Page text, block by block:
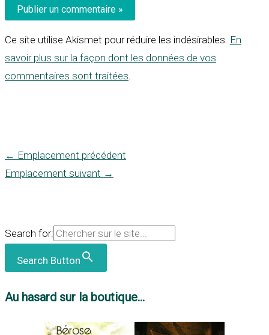
Ce site utilise Akismet pour réduire les indésirables. En
savoir plus sur la façon dont les données de vos
commentaires sont traitées.
← Emplacement précédent
Emplacement suivant →
Search for:
Search Button
Au hasard sur la boutique...